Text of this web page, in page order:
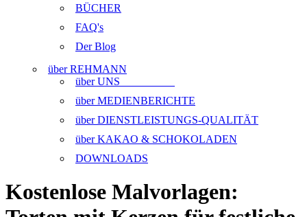
BÜCHER
FAQ's
Der Blog
über REHMANN
über UNS
über MEDIENBERICHTE
über DIENSTLEISTUNGS-QUALITÄT
über KAKAO & SCHOKOLADEN
DOWNLOADS
Kostenlose Malvorlagen: